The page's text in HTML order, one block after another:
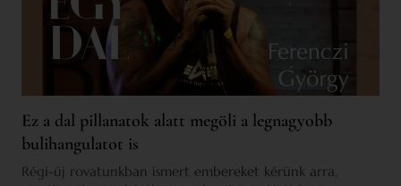
Ez a dal pillanatok alatt megöli a legnagyobb
bulihangulatot is
Régi-új rovatunkban ismert embereket kérünk arra,